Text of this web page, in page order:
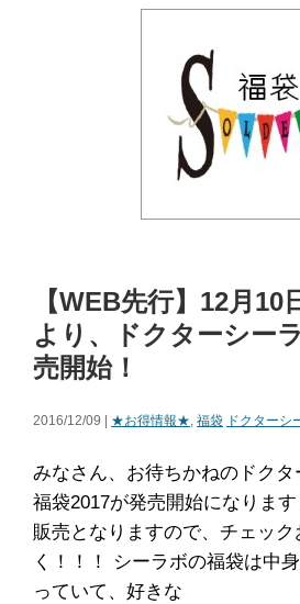
【WEB先行】12月10
より、ドクターシー
売開始！
2016/12/09 | ★お得情報★, 福袋 ドクターシ
みなさん、お待ちかねのドク
福袋2017が発売開始になりま
販売となりますので、チェック
く！！！ シーラボの福袋は中
っていて、好きな